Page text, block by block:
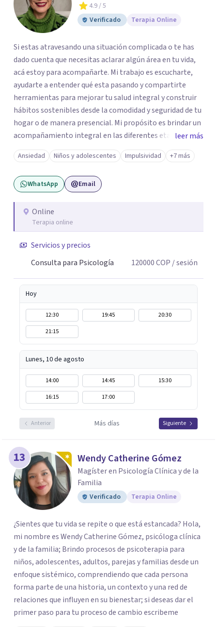
4.9/ 5
Verificado
Terapia Online
Si estas atravesando una situación complicada o te has
dado cuenta que necesitas aclarar algún área en tu vida,
acá estoy para acompañarte. Mi trabajo es escucharte,
ayudarte a entender qué esta pasando y compartirte
herramientas para mejorar tu salud integral y construir
hábitos sostenibles desde la comodidad y seguridad de tu
hogar o de manera presencial. Mi propósito es brindar un
acompañamiento integral en las diferentes etapas de la
vida, adaptando la intervención a las necesidades de cada
momento del ciclo vital. Un espacio enteramente
confidencial y seguro, con flexibilidad de horarios y una
atención personalizada. Durante mi trayectoria los
y enfoque integral. Estoy a un mensaje de whatsapp si
necesitas orientación "Tu bienestar es la prioridad, sin
leer más
Ansiedad Niños y adolescentes Impulsividad +7 más
WhatsApp Email
Online
Terapia online
Servicios y precios
Consulta para Psicología
120000COP / sesión
Hoy
12:30 19:45
20:30
21:15
Lunes, 10 de agosto
14:00 14:45
15:30
16:15
17:00
Anterior Más días Siguiente
13 Wendy Catherine Gómez
Magíster en Psicología Clínica y de la
Familia
Verificado Terapia Online
¿Sientes que tu vida se repite o que está estancada? Hola,
mi nombre es Wendy Catherine Gómez, psicóloga clínica
y de la familia; Brindo procesos de psicoterapia para
niños, adolescentes, adultos, parejas y familias desde un
enfoque sistémico, comprendiendo que cada persona
forma parte de una historia, un contexto y una red de
relaciones que influyen en su bienestar; si deseas dar el
primer paso para tu proceso de cambio escribeme